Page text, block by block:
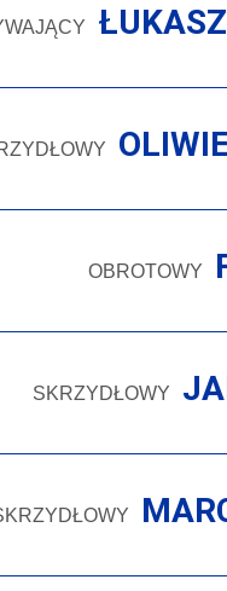
OBROTOWY
SKRZYDŁOWY